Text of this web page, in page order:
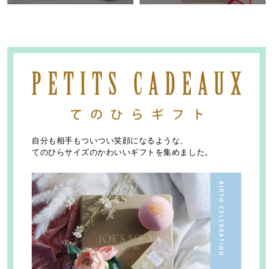
自分も相手もついつい笑顔になるような、
てのひらサイズのかわいいギフトを集めました。